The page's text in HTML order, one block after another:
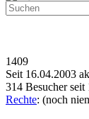
1409
Seit 16.04.2003
314 Besucher seit
Rechte: (noch